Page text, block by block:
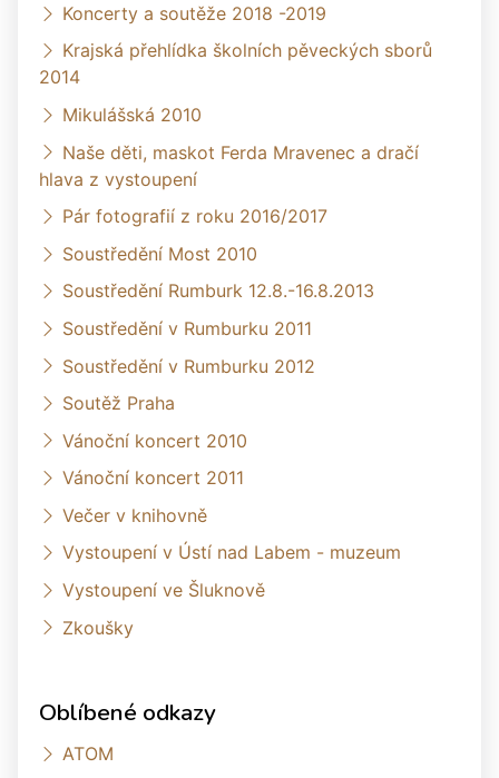
Koncerty a soutěže 2018 -2019
Krajská přehlídka školních pěveckých sborů
2014
Mikulášská 2010
Naše děti, maskot Ferda Mravenec a dračí
hlava z vystoupení
Pár fotografií z roku 2016/2017
Soustředění Most 2010
Soustředění Rumburk 12.8.-16.8.2013
Soustředění v Rumburku 2011
Soustředění v Rumburku 2012
Soutěž Praha
Vánoční koncert 2010
Vánoční koncert 2011
Večer v knihovně
Vystoupení v Ústí nad Labem - muzeum
Vystoupení ve Šluknově
Zkoušky
Oblíbené odkazy
ATOM